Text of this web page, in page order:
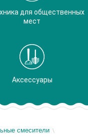
для общественных
мест
Аксессуары
смесители